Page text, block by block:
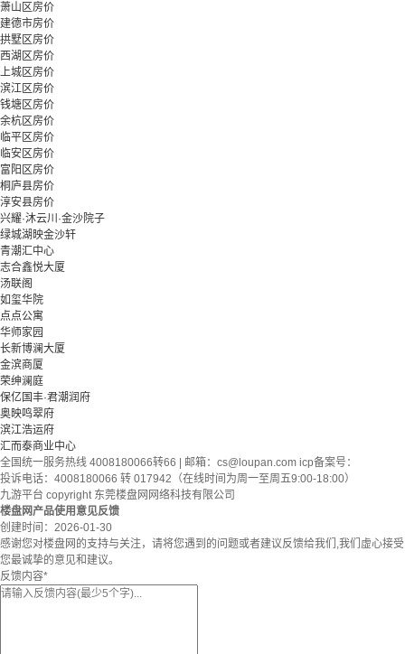
萧山区房价
建德市房价
拱墅区房价
西湖区房价
上城区房价
滨江区房价
钱塘区房价
余杭区房价
临平区房价
临安区房价
富阳区房价
桐庐县房价
淳安县房价
兴耀·沐云川·金沙院子
绿城湖映金沙轩
青潮汇中心
志合鑫悦大厦
汤联阁
如玺华院
点点公寓
华师家园
长新博澜大厦
金滨商厦
荣绅澜庭
保亿国丰·君潮润府
奥映鸣翠府
滨江浩运府
汇而泰商业中心
全国统一服务热线 4008180066转66 | 邮箱： cs@loupan.com icp备案号：
投诉电话：4008180066 转 017942（在线时间为周一至周五9:00-18:00）
九游平台 copyright 东莞楼盘网网络科技有限公司
楼盘网产品使用意见反馈
创建时间： 2026-01-30
感谢您对楼盘网的支持与关注，请将您遇到的问题或者建议反馈给我们,我们虚心接受
您最诚挚的意见和建议。
反馈内容*